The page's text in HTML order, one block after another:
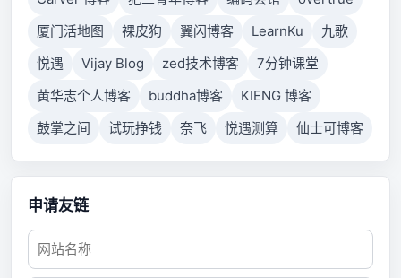
厦门活地图
裸皮狗 翼闪博客 LearnKu
九歌
悦遇
Vijay Blog zed技术博客
7分钟课堂
黄华志个人博客
buddha博客
KIENG 博客
鼓掌之间
试玩挣钱 奈飞 悦遇测算 仙士可博客
申请友链